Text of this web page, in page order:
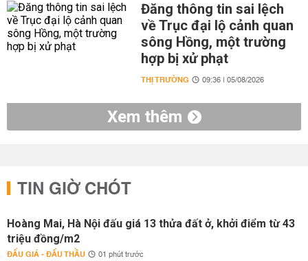
Đăng thông tin sai lệch
về Trục đại lộ cảnh quan
sông Hồng, một trường
hợp bị xử phạt
THỊ TRƯỜNG 09:36 | 05/08/2026
Xem thêm
TIN GIỜ CHÓT
Hoàng Mai, Hà Nội đấu giá 13 thửa đất ở, khởi điểm từ 43
triệu đồng/m2
ĐẤU GIÁ - ĐẤU THẦU 01 phút trước